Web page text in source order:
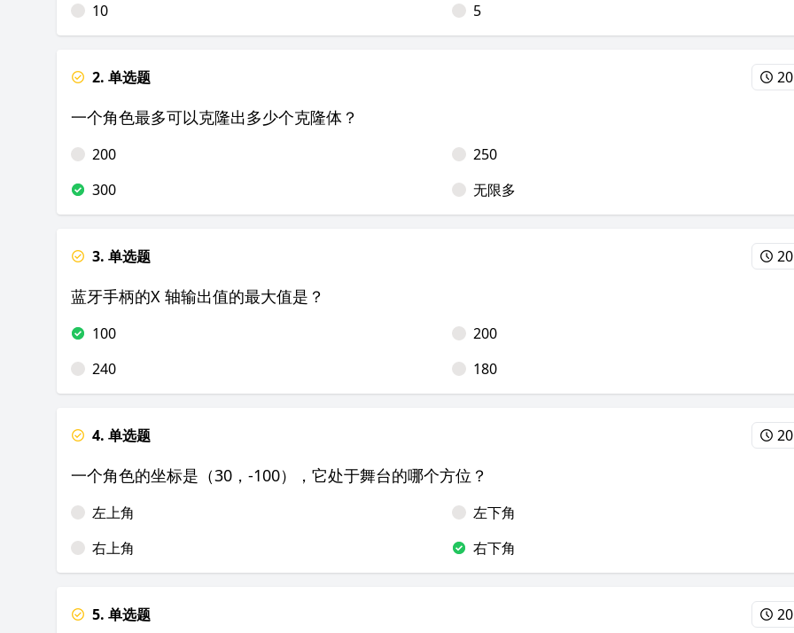
10
5
2. 单选题
一个角色最多可以克隆出多少个克隆体？
200
250
300
无限多
3. 单选题
蓝牙手柄的X 轴输出值的最大值是？
100
200
240
180
4. 单选题
一个角色的坐标是（30，-100），它处于舞台的哪个方位？
左上角
左下角
右上角
右下角
5. 单选题